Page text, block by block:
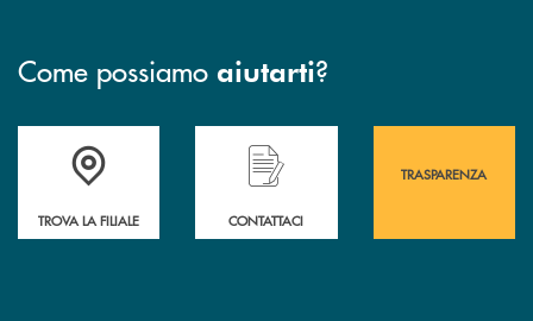
Come possiamo aiutarti?
Accedi all' elenco completo&nbsp; delle&nbsp; filiali&nbsp; di Banca
TROVA LA FILIALE
Hai bisogno di assistenza immediata?
CONTATTACI
TRASPARENZA